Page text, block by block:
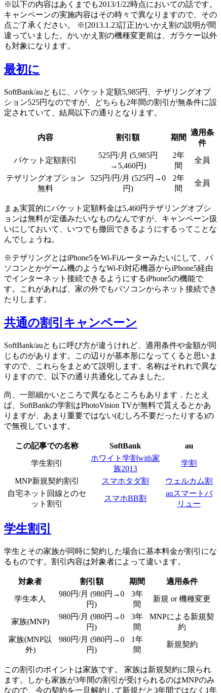
※以下の内容はあくまでも2013/1/22時点においての話です。
キャンペーンの実施内容はその時々で異なりますので、その
点ご了承ください。 ※[2013.1.23訂正]かいかえ割の説明が間
違っていました。かいかえ割の機種変更前は、ガラケー以外
も対象になります。
最初に
SoftBank/auともに、パケット定額5,985円、テザリングオプ
ション525円なのですが、どちらも2年間の割引が無条件に設
定されていて、結局以下の通りとなります。
内容 割引額 期間
適用条
件
パケット定額割引
525円/月 (5,985円
→5,460円)
2年
間
全員
テザリングオプション
無料
525円/円/月 (525円→0
円)
2年
間
全員
まぁ実質的にパケット定額料金は5,460円テザリングオプシ
ョンは無料が定価みたいなものなんですが、キャンペーン扱
いにしておいて、いつでも撤回できるようにするってことな
んでしょうね。
※テザリングとはiPhone5をWi-Fiルーターみたいにして、パ
ソコンとかゲーム機のようなWi-Fi対応機器からiPhone5経由
でインターネット接続できるようにするiPhone5の機能で
す。これがあれば、家の外でもパソコンからネット接続でき
たりします。
共通の割引キャンペーン
SoftBank/auともに呼び方が違うけれど、適用条件や金額が同
じものがあります。この辺りが基本形になってくると思いま
すので、これらをまとめて説明します。名称はそれれで異な
りますので、以下の通り共通化してみました。
尚、一部細かいところで異なるところもあります．たとえ
ば、SoftBankの学割はPhotoVision TVが無料で貰えるとかあ
りますが、あまり重要ではない(むしろ不要だったりする)の
で無視しています。
この記事での名称 SoftBank au
学生割引
ホワイト学割with家
族2013
学割
MNP新規契約割引 スマホタダ割
ウェルカム割
自宅ネット回線とのセ
ット割引
スマホBB割
auスマートバ
リュー
学生割引
学生とその家族が同時に契約した場合に基本料金が割引にな
るものです。割引内容は対象者によって違います。
対象者 割引額 期間 適用条件
学生本人
980円/月 (980円→0
円)
3年
間
新規 or 機種変更
家族(MNP)
980円/月 (980円→0
円)
3年
間
MNPによる新規契
約
家族(MNP以
外)
980円/月 (980円→0
円)
1年
間
新規契約
この割引のポイントは家族です。 家族は新規契約に限られ
ます。しかも家族が3年間の割引が受けられるのはMNPのみ
なので、今の契約を一旦解約して新規だと3年間ではなく1年